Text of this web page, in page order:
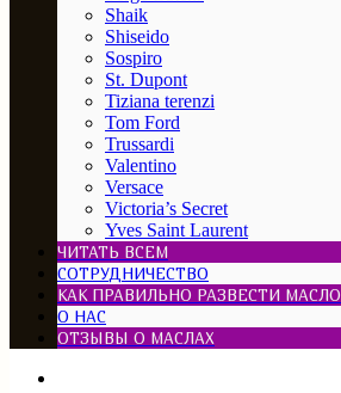
Shaik
Shiseido
Sospiro
St. Dupont
Tiziana terenzi
Tom Ford
Trussardi
Valentino
Versace
Victoria’s Secret
Yves Saint Laurent
ЧИТАТЬ ВСЕМ
СОТРУДНИЧЕСТВО
КАК ПРАВИЛЬНО РАЗВЕСТИ МАСЛО
О НАС
ОТЗЫВЫ О МАСЛАХ